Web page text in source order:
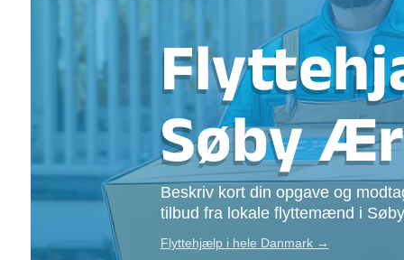
Gulvlaminering
Hårde hvidevare
Hjælp til mobil, pc,
Installation af
Møbelsamling og
Ophængning af
Opsætning af
Tømrer
Tunge løft
Se alle...
Søby
Beskriv kort din opgave og
tilbud fra lokale flyttemænd i
Flyttehjælp i hele Danmark →